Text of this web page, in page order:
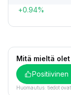
+0.94%
Mitä mieltä
Positiivinen
Huomautus: tiedot